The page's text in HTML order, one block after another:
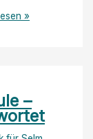
»
–